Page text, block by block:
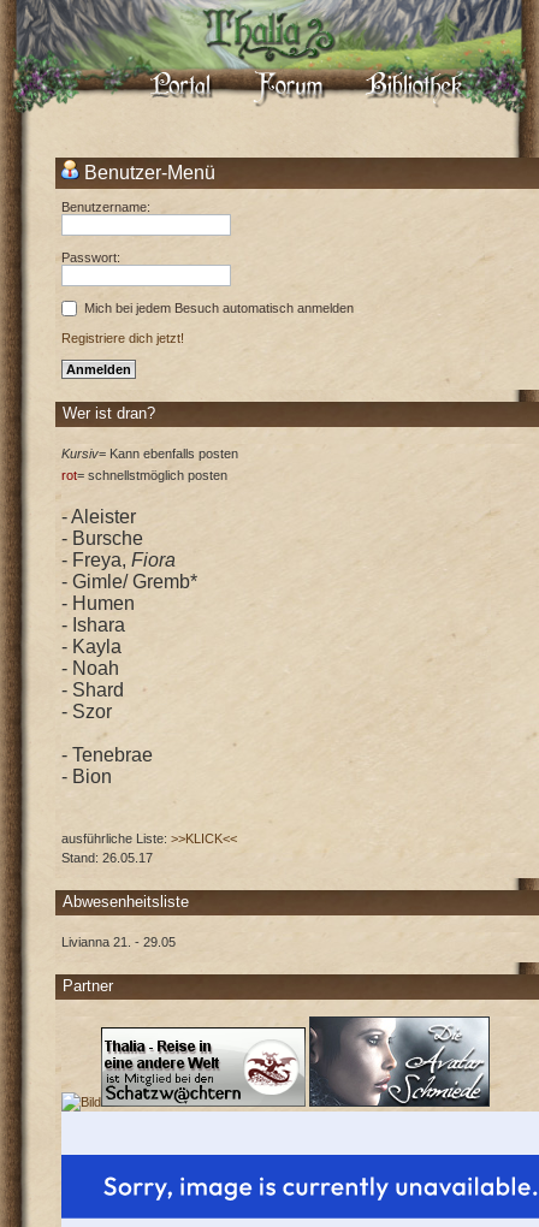
Benutzer-Menü
Benutzername:
Passwort:
Mich bei jedem Besuch automatisch anmelden
Registriere dich jetzt!
Wer ist dran?
Kursiv= Kann ebenfalls posten
rot= schnellstmöglich posten
- Aleister
- Bursche
- Freya,Fiora
- Gimle/ Gremb*
- Humen
- Ishara
- Kayla
- Noah
- Shard
- Szor
- Tenebrae
- Bion
ausführliche Liste:>>KLICK<<
Stand: 26.05.17
Abwesenheitsliste
Livianna 21. - 29.05
Partner